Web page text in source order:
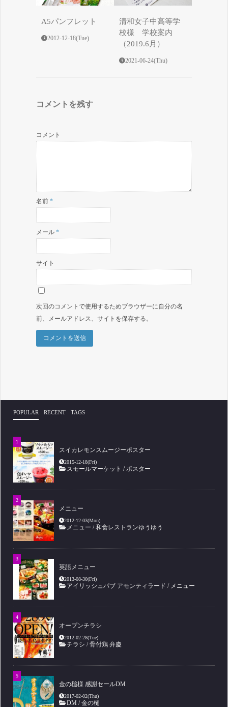
A5パンフレット
2012-12-18(Tue)
清和女子中高等学
校様 学校案内
（2019.6月）
2021-06-24(Thu)
コメントを残す
コメント
名前 *
メール *
サイト
次回のコメントで使用するためブラウザーに自分の名
前、メールアドレス、サイトを保存する。
POPULAR RECENT TAGS
スイカレモンスムージーポスター
2015-12-18(Fri)
スモールマーケット / ポスター
メニュー
2012-12-03(Mon)
メニュー /和食レストランゆうゆう
英語メニュー
2013-08-30(Fri)
アイリッシュパブ アモンティラード / メニュー
オープンチラシ
2012-02-28(Tue)
チラシ /骨付鶏 弁慶
金の槌様 感謝セールDM
2017-02-02(Thu)
DM /金の槌